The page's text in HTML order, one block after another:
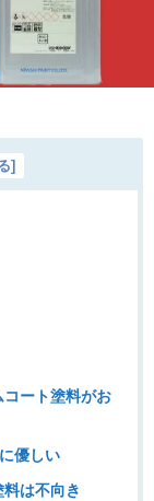
]
ート塗料がお
優しい
は不向き